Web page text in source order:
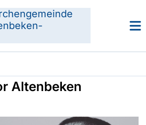
Altenbeken